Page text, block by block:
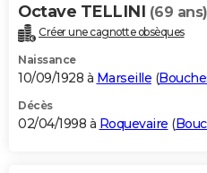
Octave TELLINI (69 ans)
Créer une cagnotte obsèques
Naissance
10/09/1928 à Marseille (
Décès
02/04/1998 à Roquevaire (